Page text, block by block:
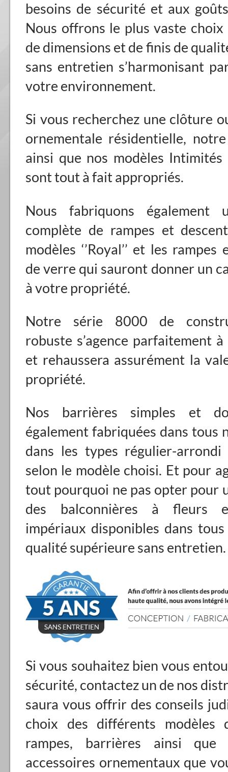
besoins de sécurité et aux
Nous offrons le plus vaste choix
de dimensions et de finis de
sans entretien s’harmonisant
votre environnement.
Si vous recherchez une clôture
ornementale résidentielle,
ainsi que nos modèles
sont tout à fait appropriés.
Nous fabriquons également
complète de rampes et
modèles ‘’Royal’’ et les rampes
de verre qui sauront donner un
à votre propriété.
Notre série 8000 de
robuste s’agence parfaitement
et rehaussera assurément la
propriété.
Nos barrières simples et
également fabriquées dans tous
dans les types régulier-
selon le modèle choisi. Et pour
tout pourquoi ne pas opter pour
des balconnières à fleurs
impériaux disponibles dans
qualité supérieure sans entretien.
Si vous souhaitez bien vous
sécurité, contactez un de nos
saura vous offrir des conseils
choix des différents modèles
rampes, barrières ainsi
accessoires ornementaux que